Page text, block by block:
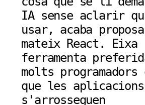
IA sense aclarir
usar, acaba
mateix React. Eixa
ferramenta
molts programadors
que les aplicacions
s'arrosseguen